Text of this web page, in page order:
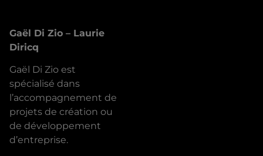
Gaël Di Zio – Laurie
Diricq
Gaël Di Zio est
spécialisé dans
l’accompagnement de
projets de création ou
de développement
d’entreprise.